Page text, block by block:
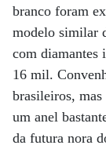
branco foram
modelo similar
com diamantes
16 mil.
brasileiros, mas
um anel
da futura nora